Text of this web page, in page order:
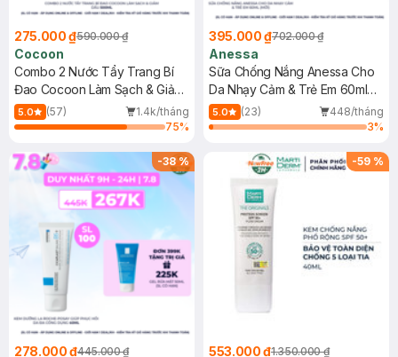
275.000 ₫590.000 ₫
Cocoon
Combo 2 Nước Tẩy Trang Bí
Đao Cocoon Làm Sạch & Giảm
Dầu 500ml
5.0 (57)
1.4k/tháng
75%
395.000 ₫702.000 ₫
Anessa
Sữa Chống Nắng Anessa Cho
Da Nhạy Cảm & Trẻ Em 60ml
(Mới)
5.0 (23)
448/tháng
3%
-38%
278.000 ₫445.000 ₫
-59 %
553.000 ₫1.350.000 ₫